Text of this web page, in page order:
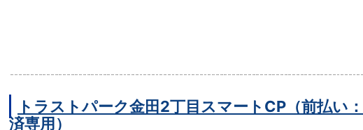
トラストパーク金田2丁目スマートCP（前払い
済専用）